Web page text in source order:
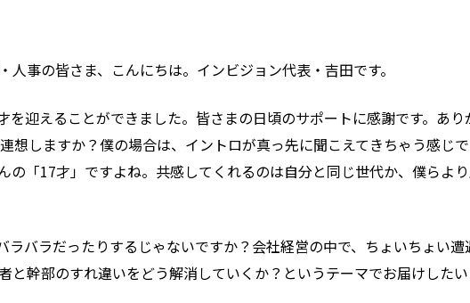
事の皆さま、こんにちは。インビジョン代表・吉田です。
迎えることができました。皆さまの日頃のサポートに感謝です。あり
想しますか？僕の場合は、イントロが真っ先に聞こえてきちゃう感じ
「17才」ですよね。共感してくれるのは自分と同じ世代か、僕らよ
バラだったりするじゃないですか？会社経営の中で、ちょいちょい
幹部のすれ違いをどう解消していくか？というテーマでお届けしたい